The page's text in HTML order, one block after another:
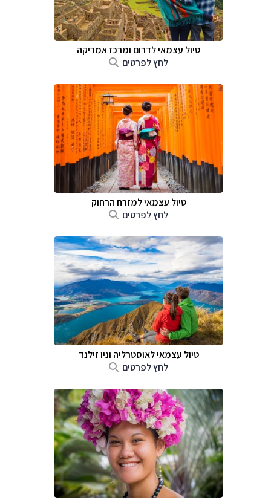
טיול עצמאי לדרום ומרכז אמריקה
לחץ לפרטים
טיול עצמאי למזרח הרחוק
לחץ לפרטים
טיול עצמאי לאוסטרליה וניו זילנד
לחץ לפרטים